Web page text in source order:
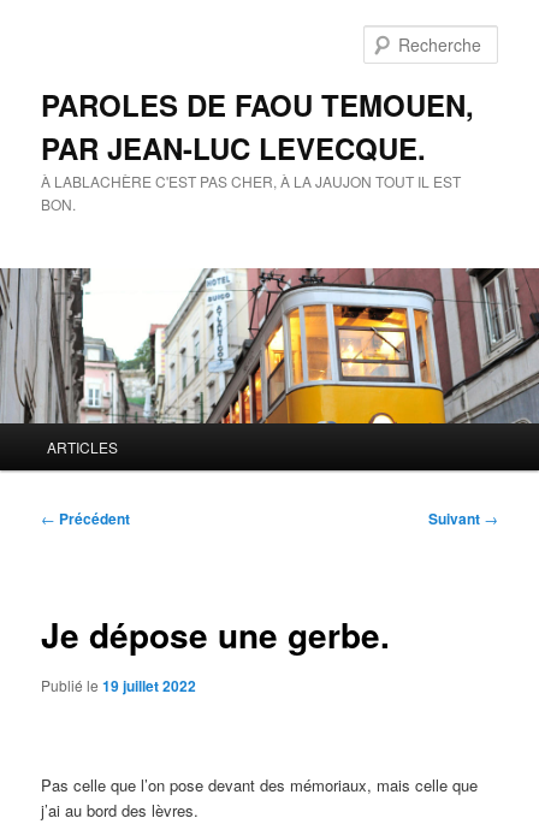
PAROLES DE FAOU TEMOUEN,
PAR JEAN-LUC LEVECQUE.
À LABLACHÈRE C'EST PAS CHER, À LA JAUJON TOUT IL EST
BON.
principal
ARTICLES
Navigation
← Précédent Suivant →
Je dépose une gerbe.
Publié le19 juillet 2022
Pas celle que l’on pose devant des mémoriaux, mais celle que
j’ai au bord des lèvres.